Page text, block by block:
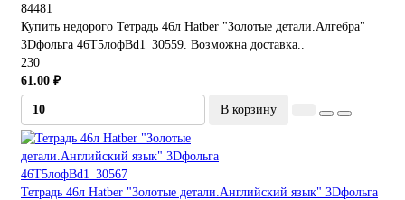
84481
Купить недорого Тетрадь 46л Hatber "Золотые детали.Алгебра"
3Dфольга 46Т5лофBd1_30559. Возможна доставка..
230
61.00 ₽
В корзину
Тетрадь 46л Hatber "Золотые детали.Английский язык" 3Dфольга